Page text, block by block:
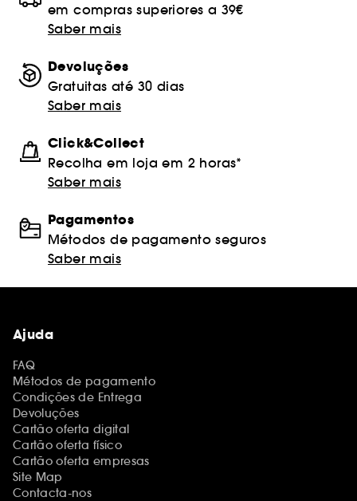
em compras superiores a 39€
Saber mais
Devoluções
Gratuitas até 30 dias
Saber mais
Click&Collect
Recolha em loja em 2 horas*
Saber mais
Pagamentos
Métodos de pagamento seguros
Saber mais
Ajuda
FAQ
Métodos de pagamento
Condições de Entrega
Devoluções
Cartão oferta digital
Cartão oferta físico
Cartão oferta empresas
Site Map
Contacta-nos